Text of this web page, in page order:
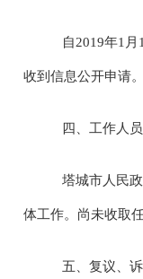
自2019年1 月 1
收到信息公开申请。
四、工作人
塔城市人民
体工作。尚未收取
五、复议、